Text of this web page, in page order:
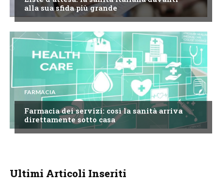
alla sua sfida più grande
FARMACIA
Farmacia dei servizi: così la sanità arriva
direttamente sotto casa
Ultimi Articoli Inseriti